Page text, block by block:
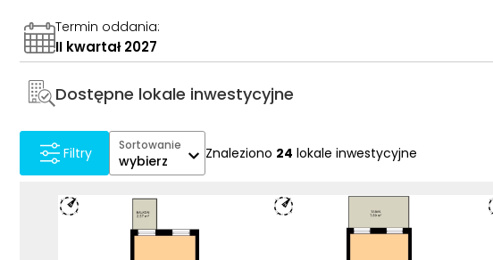
Termin oddania:
II kwartał 2027
Dostępne lokale inwestycyjne
Filtry Sortowanie
wybierz Znaleziono 24 lokale inwestycyjne